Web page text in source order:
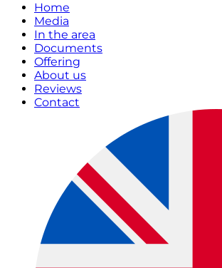
Home
Media
In the area
Documents
Offering
About us
Reviews
Contact